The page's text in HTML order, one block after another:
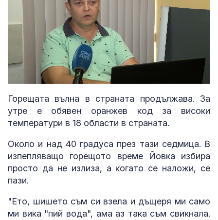
Unmute Loaded :
56.07%
Горещата вълна в страната продължава. За
утре е обявен оранжев код за високи
температури в 18 области в страната.
Около и над 40 градуса през тази седмица. В
изпепляващо горещото време Йовка избира
просто да не излиза, а когато се наложи, се
пази.
"Ето, шишето съм си взела и дъщеря ми само
ми вика "пий вода", ама аз така съм свикнала.